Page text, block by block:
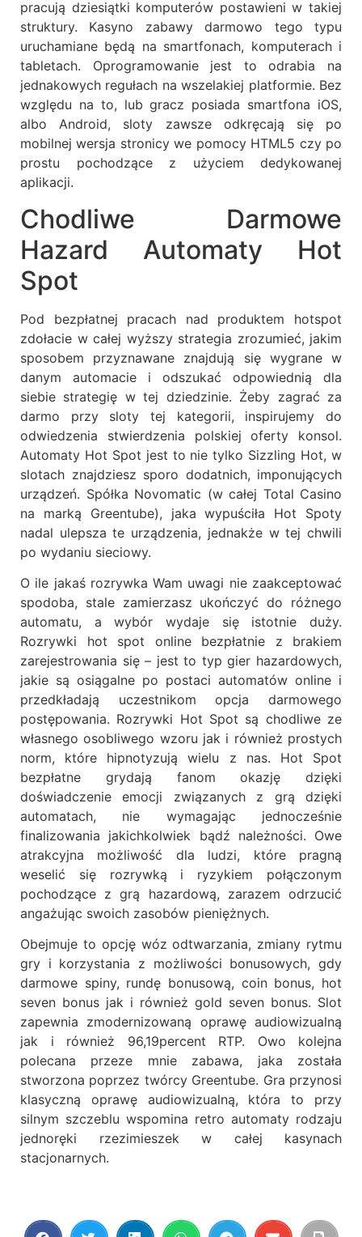
pracują dziesiątki komputerów postawieni w takiej
struktury. Kasyno zabawy darmowo tego typu
uruchamiane będą na smartfonach, komputerach i
tabletach. Oprogramowanie jest to odrabia na
jednakowych regułach na wszelakiej platformie. Bez
względu na to, lub gracz posiada smartfona iOS,
albo Android, sloty zawsze odkręcają się po
mobilnej wersja stronicy we pomocy HTML5 czy po
prostu pochodzące z użyciem dedykowanej
aplikacji.
Chodliwe Darmowe
Hazard Automaty Hot
Spot
Pod bezpłatnej pracach nad produktem hotspot
zdołacie w całej wyższy strategia zrozumieć, jakim
sposobem przyznawane znajdują się wygrane w
danym automacie i odszukać odpowiednią dla
siebie strategię w tej dziedzinie. Żeby zagrać za
darmo przy sloty tej kategorii, inspirujemy do
odwiedzenia stwierdzenia polskiej oferty konsol.
Automaty Hot Spot jest to nie tylko Sizzling Hot, w
slotach znajdziesz sporo dodatnich, imponujących
urządzeń. Spółka Novomatic (w całej Total Casino
na marką Greentube), jaka wypuściła Hot Spoty
nadal ulepsza te urządzenia, jednakże w tej chwili
po wydaniu sieciowy.
O ile jakaś rozrywka Wam uwagi nie zaakceptować
spodoba, stale zamierzasz ukończyć do różnego
automatu, a wybór wydaje się istotnie duży.
Rozrywki hot spot online bezpłatnie z brakiem
zarejestrowania się – jest to typ gier hazardowych,
jakie są osiągalne po postaci automatów online i
przedkładają uczestnikom opcja darmowego
postępowania. Rozrywki Hot Spot są chodliwe ze
własnego osobliwego wzoru jak i również prostych
norm, które hipnotyzują wielu z nas. Hot Spot
bezpłatne grydają fanom okazję dzięki
doświadczenie emocji związanych z grą dzięki
automatach, nie wymagając jednocześnie
finalizowania jakichkolwiek bądź należności. Owe
atrakcyjna możliwość dla ludzi, które pragną
weselić się rozrywką i ryzykiem połączonym
pochodzące z grą hazardową, zarazem odrzucić
angażując swoich zasobów pieniężnych.
Obejmuje to opcję wóz odtwarzania, zmiany rytmu
gry i korzystania z możliwości bonusowych, gdy
darmowe spiny, rundę bonusową, coin bonus, hot
seven bonus jak i również gold seven bonus. Slot
zapewnia zmodernizowaną oprawę audiowizualną
jak i również 96,19percent RTP. Owo kolejna
polecana przeze mnie zabawa, jaka została
stworzona poprzez twórcy Greentube. Gra przynosi
klasyczną oprawę audiowizualną, która to przy
silnym szczeblu wspomina retro automaty rodzaju
jednoręki rzezimieszek w całej kasynach
stacjonarnych.